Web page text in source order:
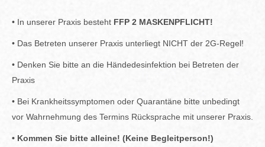
• In unserer Praxis besteht FFP 2 MASKENPFLICHT!
• Das Betreten unserer Praxis unterliegt NICHT der 2G-Regel!
• Denken Sie bitte an die Händedesinfektion bei Betreten der
Praxis
• Bei Krankheitssymptomen oder Quarantäne bitte unbedingt
vor Wahrnehmung des Termins Rücksprache mit unserer Praxis.
• Kommen Sie bitte alleine! (Keine Begleitperson!)